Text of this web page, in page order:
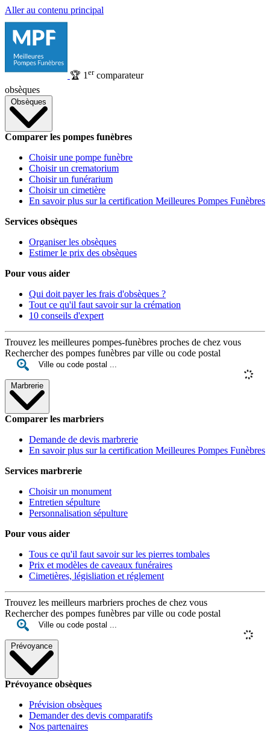
Aller au contenu principal
🏆 1 ercomparateur
obsèques
Obsèques
Comparer les pompes funèbres
Choisir une pompe funèbre
Choisir un crematorium
Choisir un funérarium
Choisir un cimetière
En savoir plus sur la certification Meilleures Pompes Funèbres
Services obsèques
Organiser les obsèques
Estimer le prix des obsèques
Pour vous aider
Qui doit payer les frais d'obsèques ?
Tout ce qu'il faut savoir sur la crémation
10 conseils d'expert
Trouvez les meilleures pompes-funèbres proches de chez vous
Rechercher des pompes funèbres par ville ou code postal
Marbrerie
Comparer les marbriers
Demande de devis marbrerie
En savoir plus sur la certification Meilleures Pompes Funèbres
Services marbrerie
Choisir un monument
Entretien sépulture
Personnalisation sépulture
Pour vous aider
Tous ce qu'il faut savoir sur les pierres tombales
Prix et modèles de caveaux funéraires
Cimetières, législiation et réglement
Trouvez les meilleurs marbriers proches de chez vous
Rechercher des pompes funèbres par ville ou code postal
Prévoyance
Prévoyance obsèques
Prévision obsèques
Demander des devis comparatifs
Nos partenaires